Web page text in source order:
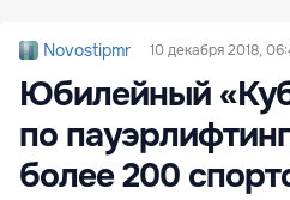
Novostipmr 10 декабря 2018,
Юбилейный
по
более 200